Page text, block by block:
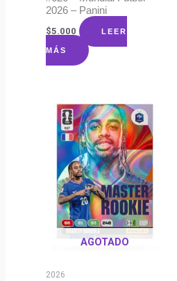
2026 – Panini
$5.000 LEER
MÁS
AGOTADO
2026